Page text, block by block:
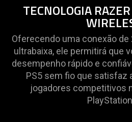
TECNOLOGIA
Oferecendo uma conexão de
ultrabaixa, ele permitirá que
desempenho rápido e
PS5 sem fio que satisfaz
jogadores competitivos